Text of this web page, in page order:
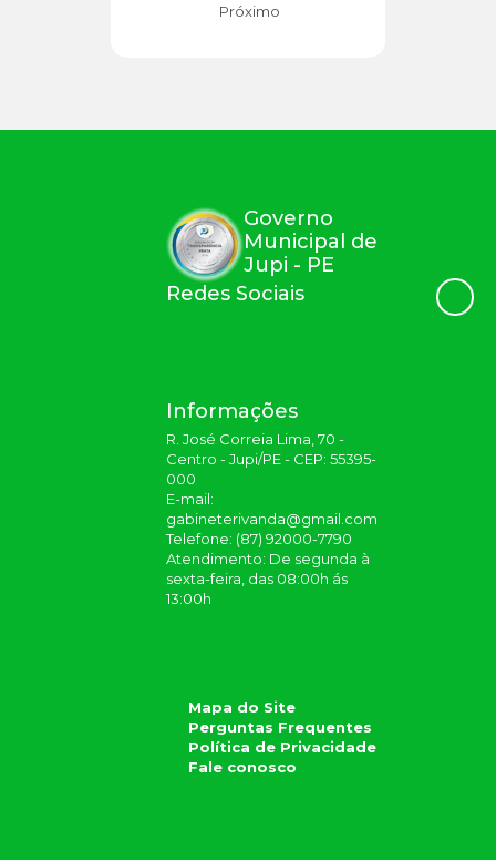
Próximo
Governo
Municipal de
Jupi - PE
Redes Sociais
Informações
R. José Correia Lima, 70 -
Centro - Jupi/PE - CEP: 55395-
000
E-mail:
gabineterivanda@gmail.com
Telefone: (87) 92000-7790
Atendimento: De segunda à
sexta-feira, das 08:00h ás
13:00h
Mapa do Site
Perguntas Frequentes
Política de Privacidade
Fale conosco